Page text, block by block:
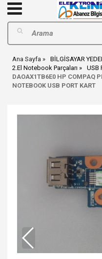
Ana Sayfa BİLGİSAYAR
2.El Notebook Parçaları
USB
DAOAX1TB6E0 HP COMPAQ
NOTEBOOK USB PORT KART